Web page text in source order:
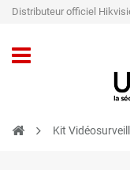
Kit